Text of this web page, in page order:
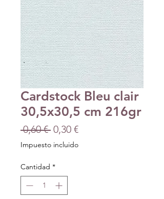
Cardstock Bleu clair
30,5x30,5 cm 216gr
0,60 € Precio
0,30 €Precio
Impuesto incluido
Cantidad *